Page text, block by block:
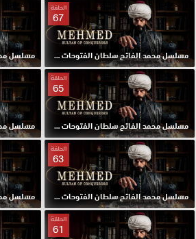
الحلقة
67
مسلسل محمد الفاتح سلطان الفتوحات مترجم الحلقة 67 HD
الحلقة
65
مسلسل محمد الفاتح سلطان الفتوحات مترجم الحلقة 65 HD
الحلقة
63
مسلسل محمد الفاتح سلطان الفتوحات مترجم الحلقة 63 HD
الحلقة
61